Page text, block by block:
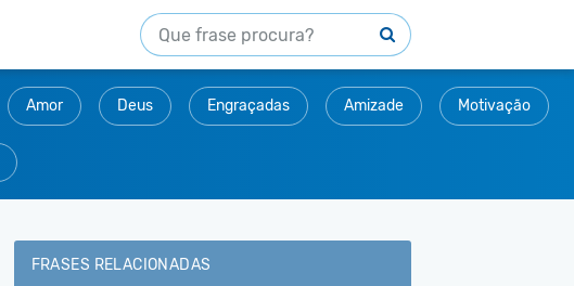
Amor Deus Engraçadas Amizade Motivação
FRASES RELACIONADAS